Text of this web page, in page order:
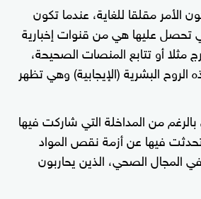
الأمر مقلقا للغاية، عندما تكون
تحصل عليها هي من قنوات إخبارية
مثلا أو تتابع المنصات الصحيحة،
البشرية (الإيجابية) وهي تظهر
من المداخلة التي شاركت فيها
فيها عن أزمة نقص المواد
المجال الصحي، الذين يحاربون